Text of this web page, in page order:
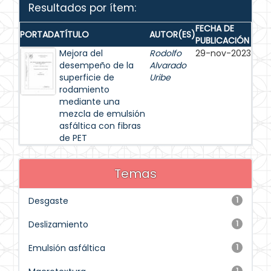
Resultados por ítem:
PORTADATÍTULO AUTOR(ES)FECHA DE
PUBLICACIÓN
Mejora del
desempeño de la
superficie de
rodamiento
mediante una
mezcla de emulsión
asfáltica con fibras
de PET
Rodolfo
Alvarado
Uribe
29-nov-2023
Temas
1
Desgaste
1
Deslizamiento
1
Emulsión asfáltica